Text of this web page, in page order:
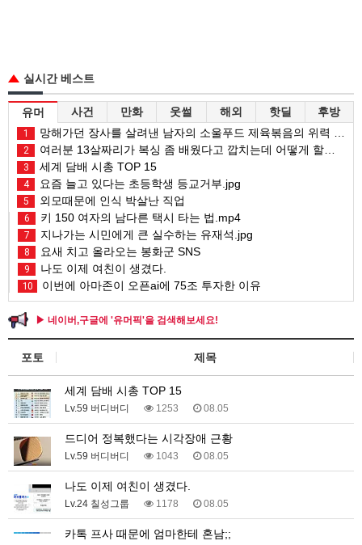
실시간 베스트
유머 사건 만화 웃썰 해외 핫딜 후방
1 망해가던 장사를 살려낸 남자의 소울푸드 제육볶음의 위력 ㅋㅋ
2 여러분 13살짜리가 복싱 좀 배웠다고 깝치는데 어떻게 할까요?
3 세계 담배 시총 TOP 15
4 요즘 늘고 있다는 초등학생 등교거부.jpg
5 외모때문에 인식 박살난 직업
6 키 150 여자의 남다른 택시 타는 법.mp4
7 지나가는 시민에게 큰 실수하는 유재석.jpg
8 요새 치고 올라오는 봉화군 SNS
9 나도 이제 여친이 생겼다.
10 이번에 아마존이 오픈ai에 75조 투자한 이유
▶ 네이버,구글에 '유머픽'을 검색해보세요!
포토 제목
세계 담배 시총 TOP 15
Lv.59 버디버디 1253 08.05
드디어 정복했다는 시각장애 근황
Lv.59 버디버디 1043 08.05
나도 이제 여친이 생겼다.
Lv.24 칠성그룹 1178 08.05
카톡 프사 때문에 엄마한테 혼남;;